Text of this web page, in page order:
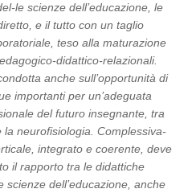
le scienze dell’educazione, le
e il tutto con un taglio
teso alla maturazione
didattico-relazionali.
anche sull’opportunità di
importanti per un’adeguata
del futuro insegnante, tra
neurofisiologia. Complessiva-
integrato e coerente, deve
il rapporto tra le didattiche
scienze dell’educazione, anche